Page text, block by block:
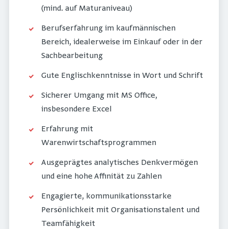
(mind. auf Maturaniveau)
Berufserfahrung im kaufmännischen
Bereich, idealerweise im Einkauf oder in der
Sachbearbeitung
Gute Englischkenntnisse in Wort und Schrift
Sicherer Umgang mit MS Office,
insbesondere Excel
Erfahrung mit
Warenwirtschaftsprogrammen
Ausgeprägtes analytisches Denkvermögen
und eine hohe Affinität zu Zahlen
Engagierte, kommunikationsstarke
Persönlichkeit mit Organisationstalent und
Teamfähigkeit